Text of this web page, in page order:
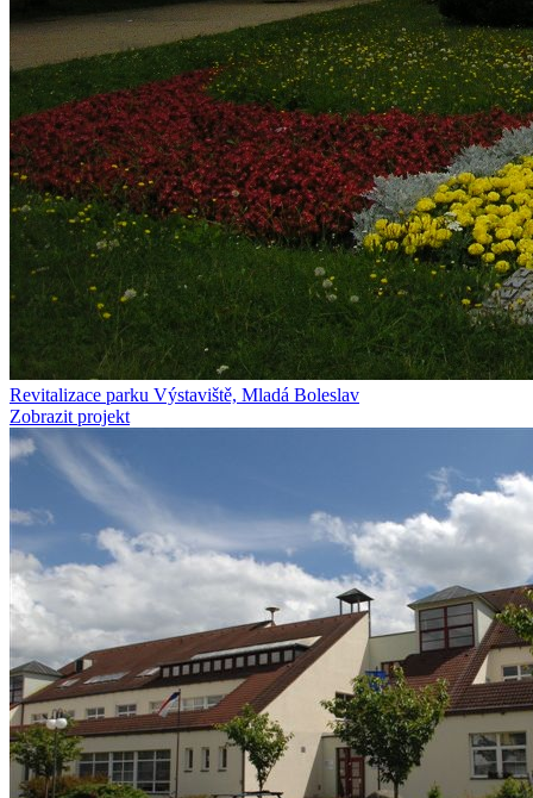
Revitalizace parku Výstaviště, Mladá Boleslav
Zobrazit projekt